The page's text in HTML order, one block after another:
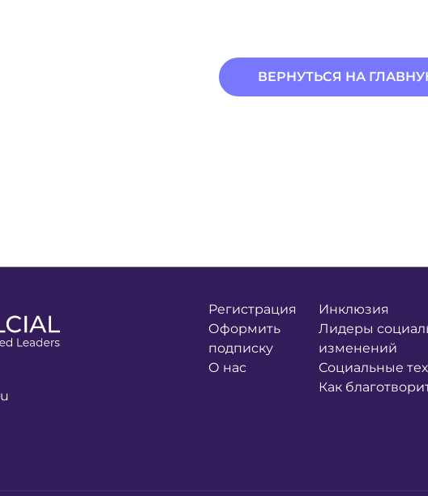
ВЕРНУТЬСЯ НА
Регистрация
Оформить
подписку
О нас
Инклюзия
Лидеры
изменений
Социальные
Как